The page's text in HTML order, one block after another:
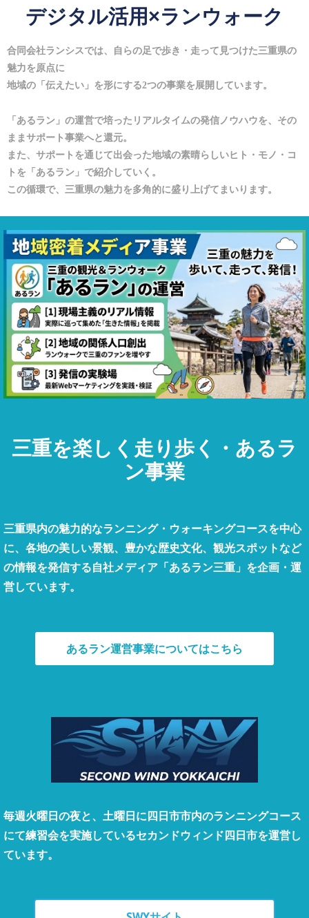
デジタル活用×ランウォーク
合同会社ランシスでは、自らの足で歩き・走って見つけた三重県の
魅力を原点に
地域の「伝えたい」を形にする2つの事業を展開しています。
「あるラン」の運営で培ったリアルタイムの発信ノウハウを、その
ままサポート事業へと還元。
また、サポートを通じて出会った地域の素晴らしいヒト・モノ・コ
トを「あるラン」で紹介していく。
この循環で、三重県の魅力を多角的に盛り上げてまいります。
三重を楽しく走り歩く・あるラ
ン事業
三重県内の魅力的なランニング・ウォーキングコースを中心
に、各地の美しい景観、豊かな歴史文化、観光スポットなど
の情報を発信する自社メディア「あるラン三重」を企画・運
営しています。
あるラン運営事業についてはこちら
毎週火曜日の夜と、土曜日に四日市市内のランニングコース
にて練習会を実施しているセカンドウィンド四日市を運営し
ています。